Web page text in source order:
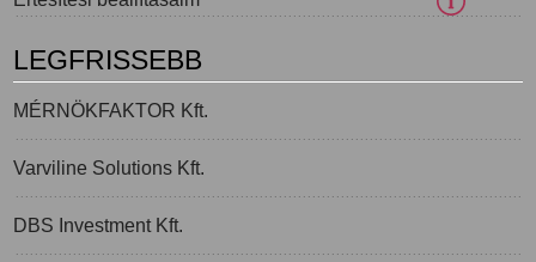
LEGFRISSEBB
MÉRNÖKFAKTOR Kft.
Varviline Solutions Kft.
DBS Investment Kft.